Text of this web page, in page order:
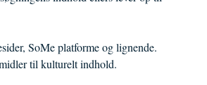
SoMe platforme og lignende.
til kulturelt indhold.